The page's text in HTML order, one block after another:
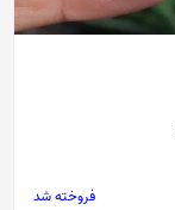
فروخته شد